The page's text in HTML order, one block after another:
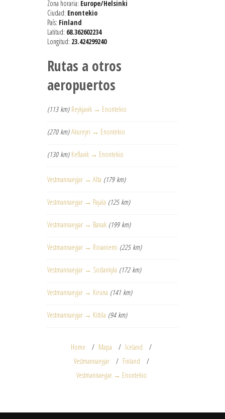
Zona horaria: Europe/Helsinki
Ciudad: Enontekio
País: Finland
Latitud: 68.362602234
Longitud: 23.424299240
Rutas a otros
aeropuertos
(113 km) Reykjavik → Enontekio
(270 km) Akureyri → Enontekio
(130 km) Keflavik → Enontekio
Vestmannaeyjar → Alta (179 km)
Vestmannaeyjar → Pajala (125 km)
Vestmannaeyjar → Banak (199 km)
Vestmannaeyjar → Rovaniemi (225 km)
Vestmannaeyjar → Sodankyla (172 km)
Vestmannaeyjar → Kiruna (141 km)
Vestmannaeyjar → Kittila (94 km)
Home Mapa
Iceland
Vestmannaeyjar
Finland
Vestmannaeyjar → Enontekio